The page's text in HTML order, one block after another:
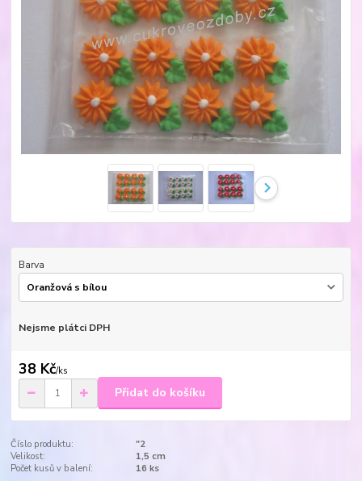
Barva
Nejsme plátci DPH
38 Kč/ks
Přidat do košíku
Číslo produktu:
"2
Velikost:
1,5 cm
Počet kusů v balení:
16 ks